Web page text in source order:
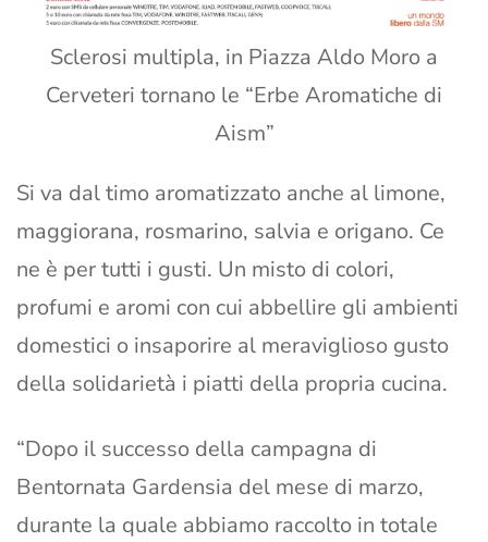
Sclerosi multipla, in Piazza Aldo Moro a
Cerveteri tornano le “Erbe Aromatiche di
Aism”
Si va dal timo aromatizzato anche al limone,
maggiorana, rosmarino, salvia e origano. Ce
ne è per tutti i gusti. Un misto di colori,
profumi e aromi con cui abbellire gli ambienti
domestici o insaporire al meraviglioso gusto
della solidarietà i piatti della propria cucina.
“Dopo il successo della campagna di
Bentornata Gardensia del mese di marzo,
durante la quale abbiamo raccolto in totale